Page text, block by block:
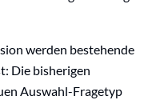
werden bestehende
Die bisherigen
Auswahl-Fragetyp